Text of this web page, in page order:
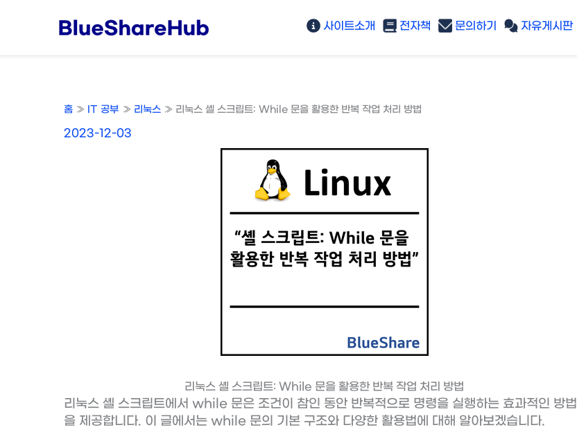
사이트소개 전자책 문의하기 자유게시판
홈 IT 공부 리눅스 리눅스 셸 스크립트: While 문을 활용한 반복 작업 처리 방법
2023-12-03
리눅스 셸 스크립트: While 문을 활용한 반복 작업 처리 방법
리눅스 셸 스크립트에서 while 문은 조건이 참인 동안 반복적으로 명령을 실행하는 효과적인 방법
을 제공합니다. 이 글에서는 while 문의 기본 구조와 다양한 활용법에 대해 알아보겠습니다.